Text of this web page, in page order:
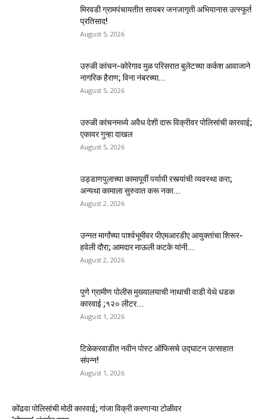
मिरवडी ग्रामपंचायतीत सायबर जनजागृती अभियानास उत्स्फूर्त
प्रतिसाद!
August 5, 2026
उरुळी कांचन-कोरेगाव मुळ परिसरात बुलेटच्या कर्कश आवाजाने
नागरिक हैराण; विना नंबरच्या...
August 5, 2026
उरुळी कांचनमध्ये अवैध देशी दारू विक्रीवर पोलिसांची कारवाई;
एकावर गुन्हा दाखल
August 5, 2026
उड्डाणपुलाच्या कामापूर्वी पर्यायी रस्त्यांची व्यवस्था करा;
अन्यथा कामाला सुरुवात करू नका...
August 2, 2026
उन्नत मार्गांच्या पार्श्वभूमीवर पीएमआरडीए आयुक्तांचा शिरूर-
हवेली दौरा; आमदार माऊली कटके यांनी...
August 2, 2026
पुणे ग्रामीण पोलीस मुख्यालयाची नाथाची वाडी येथे धडक
कारवाई ;१२० लीटर...
August 1, 2026
टिळेकरवाडीत नवीन पोस्ट ऑफिसचे उद्घाटन उत्साहात
संपन्न!
August 1, 2026
कोंढवा पोलिसांची मोठी कारवाई; गांजा विक्री करणाऱ्या टोळीवर